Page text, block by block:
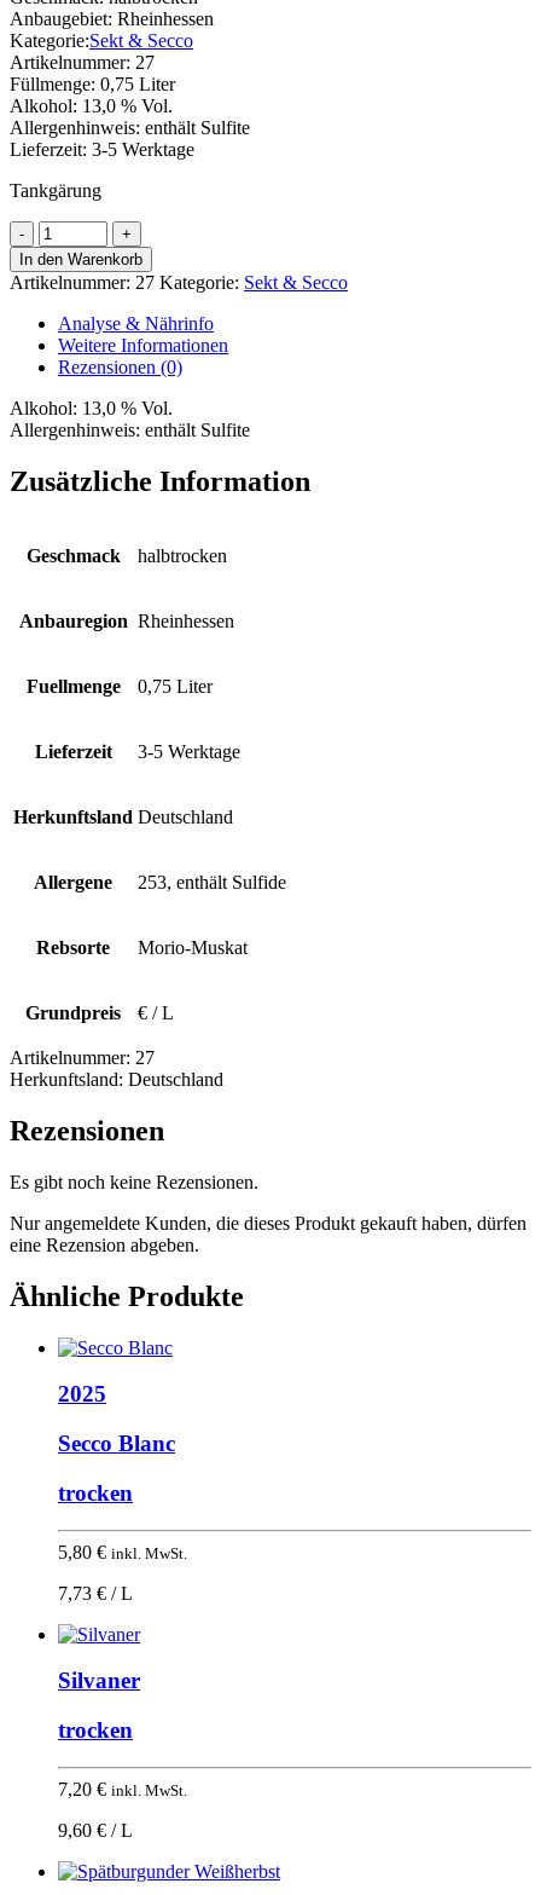
Anbaugebiet: Rheinhessen
Kategorie:Sekt & Secco
Artikelnummer: 27
Füllmenge: 0,75 Liter
Alkohol: 13,0 % Vol.
Allergenhinweis: enthält Sulfite
Lieferzeit: 3-5 Werktage
Tankgärung
Morio-
Muskat
Menge
In den Warenkorb
Artikelnummer: 27 Kategorie: Sekt & Secco
Analyse & Nährinfo
Weitere Informationen
Rezensionen (0)
Alkohol: 13,0 % Vol.
Allergenhinweis: enthält Sulfite
Zusätzliche Information
Geschmack halbtrocken
Anbauregion Rheinhessen
Fuellmenge 0,75 Liter
Lieferzeit 3-5 Werktage
Herkunftsland Deutschland
Allergene 253, enthält Sulfide
Rebsorte Morio-Muskat
Grundpreis € / L
Artikelnummer: 27
Herkunftsland: Deutschland
Rezensionen
Es gibt noch keine Rezensionen.
Nur angemeldete Kunden, die dieses Produkt gekauft haben, dürfen
eine Rezension abgeben.
Ähnliche Produkte
2025
Secco Blanc
trocken
5,80 € inkl. MwSt.
7,73 € / L
Silvaner
trocken
7,20 € inkl. MwSt.
9,60 € / L